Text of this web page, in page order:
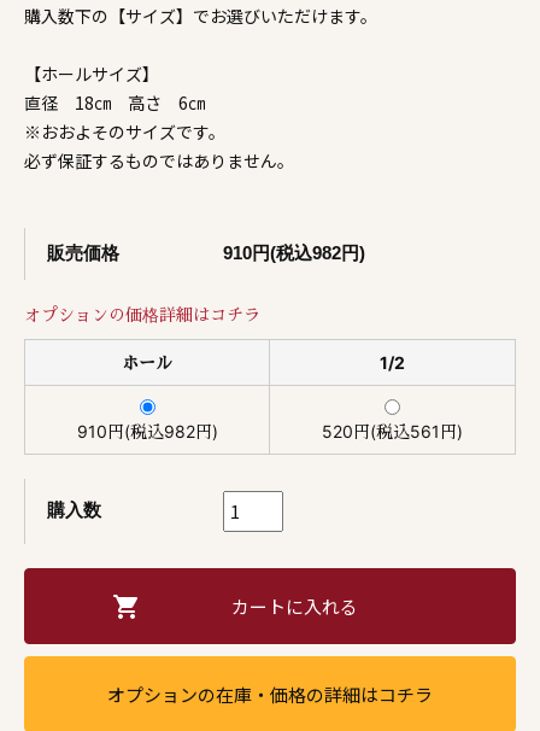
購入数下の【サイズ】でお選びいただけます。
【ホールサイズ】
直径 18㎝ 高さ 6㎝
※おおよそのサイズです。
必ず保証するものではありません。
販売価格 910円(税込982円)
オプションの価格詳細はコチラ
ホール 1/2
910円(税込982円) 520円(税込561円)
購入数
オプションの在庫・価格の詳細はコチラ